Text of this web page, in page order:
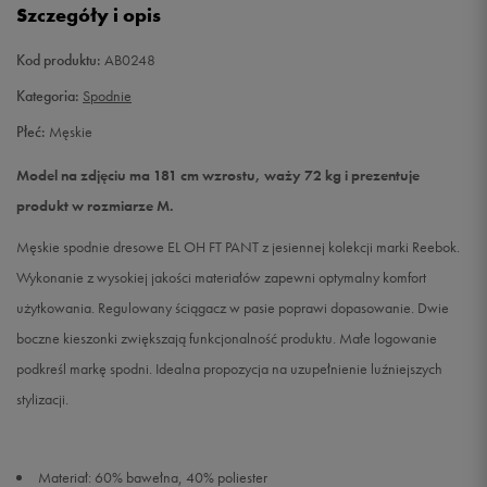
XXL Powiadom o dostępności
Szczegóły i opis
Kod produktu: AB0248
Kategoria: Spodnie
Płeć: Męskie
Model na zdjęciu ma 181 cm wzrostu, waży 72 kg i prezentuje
produkt w rozmiarze M.
Męskie spodnie dresowe EL OH FT PANT z jesiennej kolekcji marki Reebok.
Wykonanie z wysokiej jakości materiałów zapewni optymalny komfort
użytkowania. Regulowany ściągacz w pasie poprawi dopasowanie. Dwie
boczne kieszonki zwiększają funkcjonalność produktu. Małe logowanie
podkreśl markę spodni. Idealna propozycja na uzupełnienie luźniejszych
stylizacji.
Materiał: 60% bawełna, 40% poliester